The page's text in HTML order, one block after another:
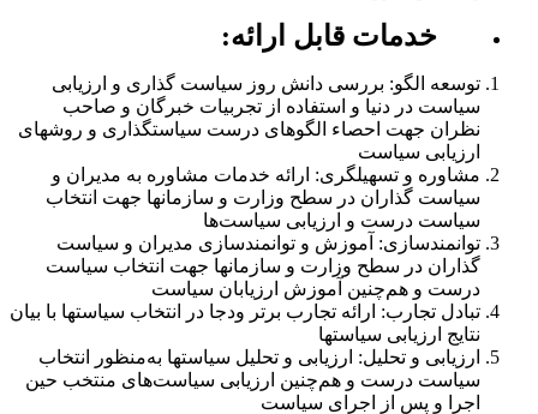
خدمات قابل ارائه:
توسعه الگو: بررسی دانش روز سیاست گذاری و ارزیابی
سیاست در دنیا و استفاده از تجربیات خبرگان و صاحب
نظران جهت احصاء الگوهای درست سیاستگذاری و روش­های
ارزیابی سیاست
مشاوره و تسهیلگری: ارائه خدمات مشاوره به مدیران و
سیاست گذاران در سطح وزارت و سازمان­ها جهت انتخاب
سیاست درست و ارزیابی سیاست‌ها
توانمندسازی: آموزش و توانمندسازی مدیران و سياست
گذاران در سطح وزارت و سازمان­ها جهت انتخاب سیاست
درست و هم‌چنین آموزش ارزیابان سیاست
تبادل تجارب: ارائه تجارب برتر ودجا در انتخاب سیاست­ها با بیان
نتایج ارزیابی سیاست­ها
ارزیابی و تحلیل: ارزیابی و تحلیل سیاست­ها به‌منظور انتخاب
سیاست درست و هم‌چنین ارزیابی سیاست‌های منتخب حین
اجرا و پس از اجرای سیاست